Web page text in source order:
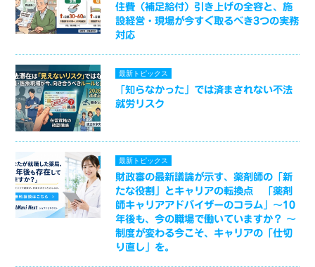
住費（補足給付）引き上げの全容と、施
設経営・現場が今すぐ取るべき3つの実務
対応
最新トピックス
「知らなかった」では済まされない不法
就労リスク
最新トピックス
財政審の最新議論が示す、薬剤師の「新
たな役割」とキャリアの転換点 「薬剤
師キャリアアドバイザーのコラム」～10
年後も、今の職場で働いていますか？ ～
制度が変わる今こそ、キャリアの「仕切
り直し」を。